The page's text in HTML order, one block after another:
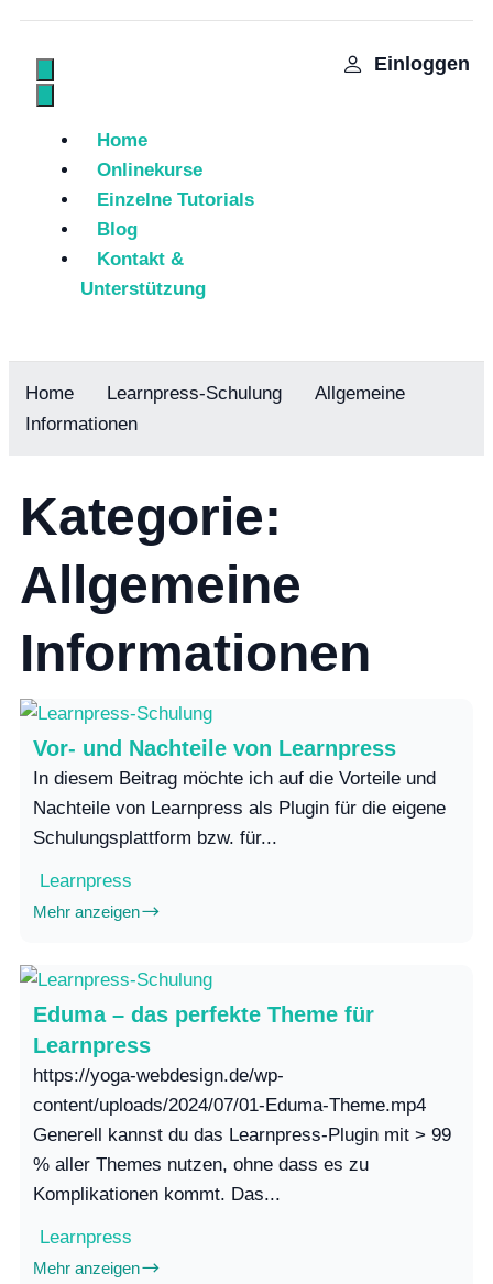
Home
Onlinekurse
Einzelne Tutorials
Blog
Kontakt &
Unterstützung
Einloggen
Home Learnpress-Schulung
Allgemeine
Informationen
Kategorie:
Allgemeine
Informationen
Vor- und Nachteile von Learnpress
In diesem Beitrag möchte ich auf die Vorteile und
Nachteile von Learnpress als Plugin für die eigene
Schulungsplattform bzw. für...
Learnpress
Mehr anzeigen
Eduma – das perfekte Theme für
Learnpress
https://yoga-webdesign.de/wp-
content/uploads/2024/07/01-Eduma-Theme.mp4
Generell kannst du das Learnpress-Plugin mit > 99
% aller Themes nutzen, ohne dass es zu
Komplikationen kommt. Das...
Learnpress
Mehr anzeigen